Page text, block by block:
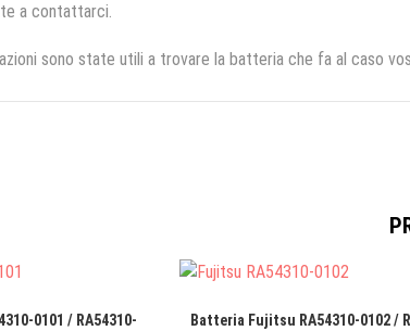
a contattarci.
sono state utili a trovare la batteria che fa al caso
0101 / RA54310-
Batteria Fujitsu RA54310-0102 /